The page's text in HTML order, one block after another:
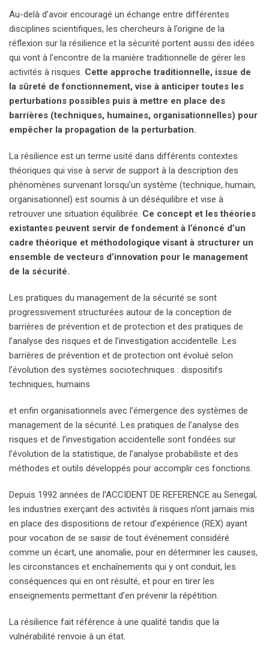
Au-delà d’avoir encouragé un échange entre différentes
disciplines scientifiques, les chercheurs à l’origine de la
réflexion sur la résilience et la sécurité portent aussi des idées
qui vont à l’encontre de la manière traditionnelle de gérer les
activités à risques. Cette approche traditionnelle, issue de
la sûreté de fonctionnement, vise à anticiper toutes les
perturbations possibles puis à mettre en place des
barrières (techniques, humaines, organisationnelles) pour
empêcher la propagation de la perturbation.
La résilience est un terme usité dans différents contextes
théoriques qui vise à servir de support à la description des
phénomènes survenant lorsqu’un système (technique, humain,
organisationnel) est soumis à un déséquilibre et vise à
retrouver une situation équilibrée. Ce concept et les théories
existantes peuvent servir de fondement à l’énoncé d’un
cadre théorique et méthodologique visant à structurer un
ensemble de vecteurs d’innovation pour le management
de la sécurité.
Les pratiques du management de la sécurité se sont
progressivement structurées autour de la conception de
barrières de prévention et de protection et des pratiques de
l’analyse des risques et de l’investigation accidentelle. Les
barrières de prévention et de protection ont évolué selon
l’évolution des systèmes sociotechniques : dispositifs
techniques, humains
et enfin organisationnels avec l’émergence des systèmes de
management de la sécurité. Les pratiques de l’analyse des
risques et de l’investigation accidentelle sont fondées sur
l’évolution de la statistique, de l’analyse probabiliste et des
méthodes et outils développés pour accomplir ces fonctions.
Depuis 1992 années de l’ACCIDENT DE REFERENCE au Senegal,
les industries exerçant des activités à risques n’ont jamais mis
en place des dispositions de retour d’expérience (REX) ayant
pour vocation de se saisir de tout événement considéré
comme un écart, une anomalie, pour en déterminer les causes,
les circonstances et enchaînements qui y ont conduit, les
conséquences qui en ont résulté, et pour en tirer les
enseignements permettant d’en prévenir la répétition.
La résilience fait référence à une qualité tandis que la
vulnérabilité renvoie à un état.